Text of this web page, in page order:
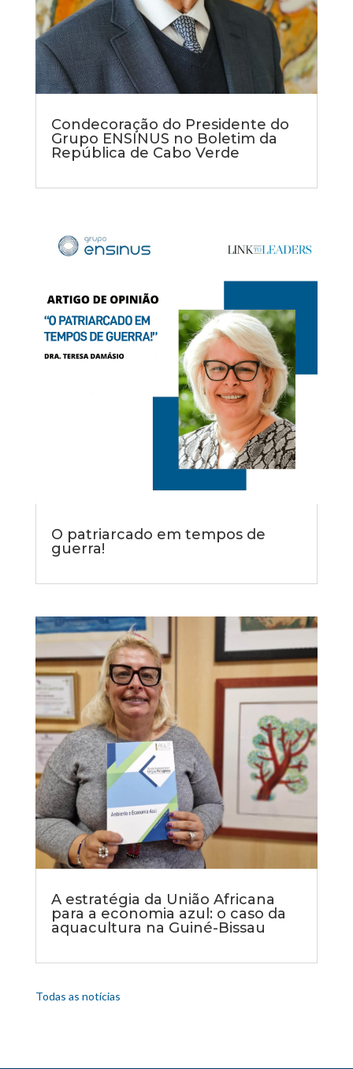
Condecoração do Presidente do
Grupo ENSINUS no Boletim da
República de Cabo Verde
O patriarcado em tempos de
guerra!
A estratégia da União Africana
para a economia azul: o caso da
aquacultura na Guiné-Bissau
Todas as notícias